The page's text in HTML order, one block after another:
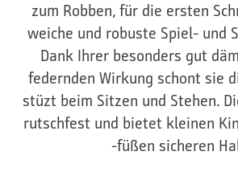
zum Robben, für die ersten
weiche und robuste Spiel- und
Dank Ihrer besonders gut
federnden Wirkung schont sie
stüzt beim Sitzen und Stehen.
rutschfest und bietet kleinen
-füßen sicheren